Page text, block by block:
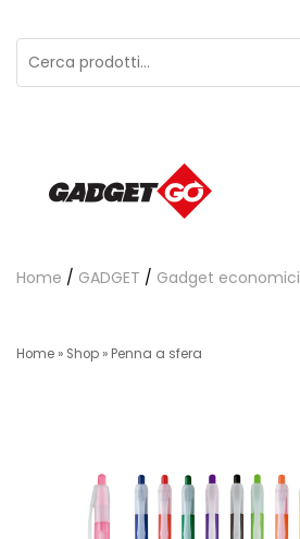
Home / GADGET / Gadget economici
Home » Shop » Penna a sfera